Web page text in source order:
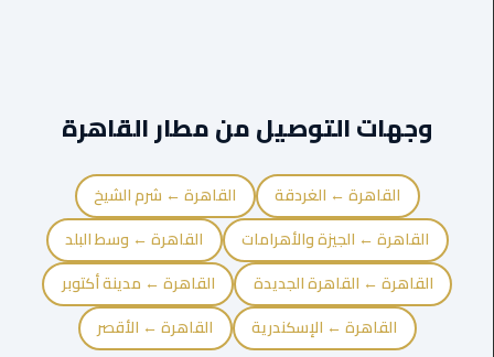
المنصورة
ليموزين
الشيخ
ليموزين
المحلة
وجهات التوصيل من مطار القاهرة
القاهرة ← الغردقة
القاهرة ← شرم الشيخ
القاهرة ← الجيزة والأهرامات
القاهرة ← وسط البلد
القاهرة ← القاهرة الجديدة
القاهرة ← مدينة أكتوبر
القاهرة ← الإسكندرية
القاهرة ← الأقصر